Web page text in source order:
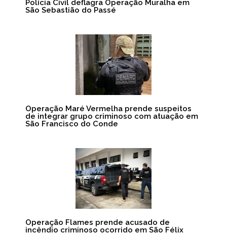
Polícia Civil deflagra Operação Muralha em
São Sebastião do Passé
Operação Maré Vermelha prende suspeitos
de integrar grupo criminoso com atuação em
São Francisco do Conde
Operação Flames prende acusado de
incêndio criminoso ocorrido em São Félix